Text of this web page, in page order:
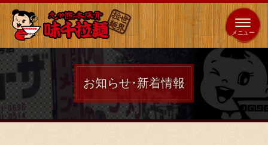
全国
展開 海外 653 店 64 店
ホーム
お知らせ･新着情報